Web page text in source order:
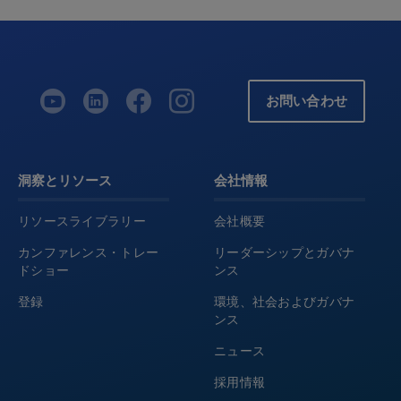
お問い合わせ
洞察とリソース
リソースライブラリー
カンファレンス・トレー
ドショー
登録
会社情報
会社概要
リーダーシップとガバナ
ンス
環境、社会およびガバナ
ンス
ニュース
採用情報